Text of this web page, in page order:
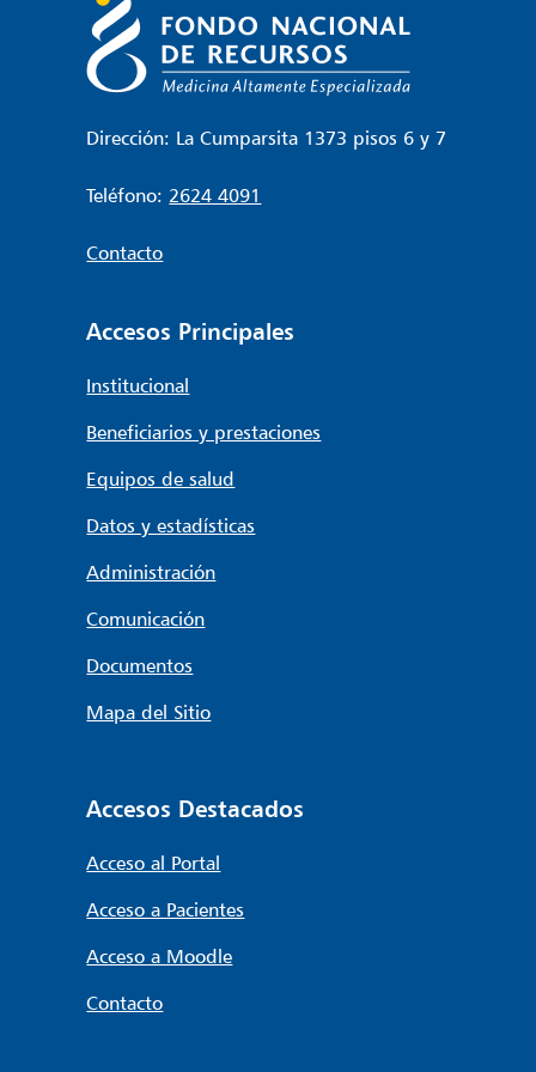
Dirección: La Cumparsita 1373 pisos 6 y 7
Teléfono: 2624 4091
Contacto
Accesos Principales
Institucional
Beneficiarios y prestaciones
Equipos de salud
Datos y estadísticas
Administración
Comunicación
Documentos
Mapa del Sitio
Accesos Destacados
Acceso al Portal
Acceso a Pacientes
Acceso a Moodle
Contacto